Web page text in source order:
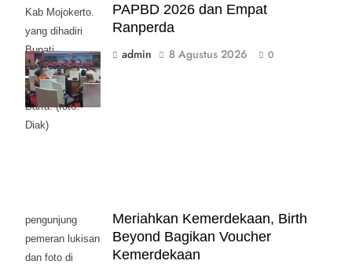
Kab Mojokerto.
yang dihadiri
Bupati
Mojokerto
Muhamad Al
Barra. (foto:
Diak)
PAPBD 2026 dan Empat
Ranperda
admin
8 Agustus 2026 0
pengunjung
pemeran lukisan
dan foto di
Meriahkan Kemerdekaan, Birth
Beyond Bagikan Voucher
Kemerdekaan